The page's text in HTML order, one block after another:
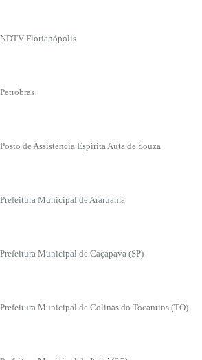
NDTV Florianópolis
Petrobras
Posto de Assistência Espírita Auta de Souza
Prefeitura Municipal de Araruama
Prefeitura Municipal de Caçapava (SP)
Prefeitura Municipal de Colinas do Tocantins (TO)